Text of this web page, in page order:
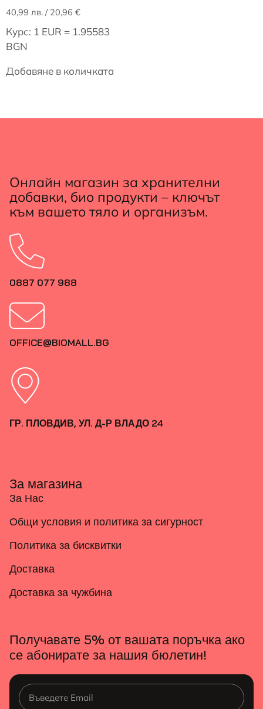
40,99 лв. / 20,96 €
Курс: 1 EUR = 1.95583
BGN
Добавяне в количката
Онлайн магазин за хранителни
добавки, био продукти – ключът
към вашето тяло и организъм.
0887 077 988
OFFICE@BIOMALL.BG
ГР. ПЛОВДИВ, УЛ. Д-Р ВЛАДО 24
За магазина
За Нас
Общи условия и политика за сигурност
Политика за бисквитки
Доставка
Доставка за чужбина
Получавате 5% от вашата поръчка ако
се абонирате за нашия бюлетин!